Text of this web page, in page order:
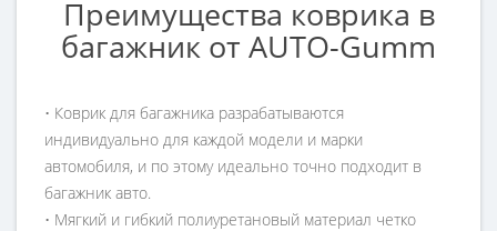
Преимущества коврика в
багажник от AUTO-Gumm
• Коврик для багажника разрабатываются
индивидуально для каждой модели и марки
автомобиля, и по этому идеально точно подходит в
багажник авто.
• Мягкий и гибкий полиуретановый материал четко